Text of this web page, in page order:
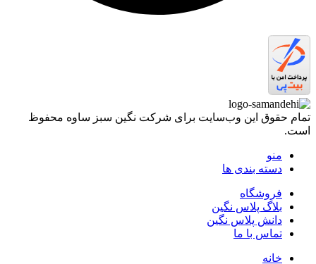
تمام حقوق اين وب‌سايت برای شرکت نگین سبز ساوه محفوظ
است.
منو
دسته بندی ها
فروشگاه
بلاگ پلاس نگین
دانش پلاس نگین
تماس با ما
خانه